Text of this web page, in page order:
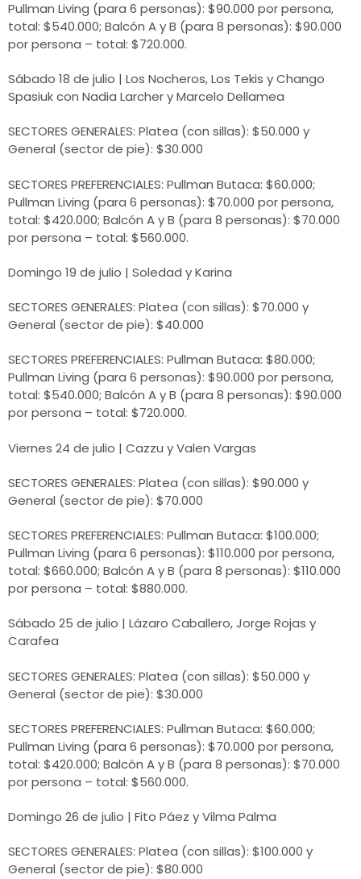
Pullman Living (para 6 personas): $90.000 por persona,
total: $540.000; Balcón A y B (para 8 personas): $90.000
por persona – total: $720.000.
Sábado 18 de julio | Los Nocheros, Los Tekis y Chango
Spasiuk con Nadia Larcher y Marcelo Dellamea
SECTORES GENERALES: Platea (con sillas): $50.000 y
General (sector de pie): $30.000
SECTORES PREFERENCIALES: Pullman Butaca: $60.000;
Pullman Living (para 6 personas): $70.000 por persona,
total: $420.000; Balcón A y B (para 8 personas): $70.000
por persona – total: $560.000.
Domingo 19 de julio | Soledad y Karina
SECTORES GENERALES: Platea (con sillas): $70.000 y
General (sector de pie): $40.000
SECTORES PREFERENCIALES: Pullman Butaca: $80.000;
Pullman Living (para 6 personas): $90.000 por persona,
total: $540.000; Balcón A y B (para 8 personas): $90.000
por persona – total: $720.000.
Viernes 24 de julio | Cazzu y Valen Vargas
SECTORES GENERALES: Platea (con sillas): $90.000 y
General (sector de pie): $70.000
SECTORES PREFERENCIALES: Pullman Butaca: $100.000;
Pullman Living (para 6 personas): $110.000 por persona,
total: $660.000; Balcón A y B (para 8 personas): $110.000
por persona – total: $880.000.
Sábado 25 de julio | Lázaro Caballero, Jorge Rojas y
Carafea
SECTORES GENERALES: Platea (con sillas): $50.000 y
General (sector de pie): $30.000
SECTORES PREFERENCIALES: Pullman Butaca: $60.000;
Pullman Living (para 6 personas): $70.000 por persona,
total: $420.000; Balcón A y B (para 8 personas): $70.000
por persona – total: $560.000.
Domingo 26 de julio | Fito Páez y Vilma Palma
SECTORES GENERALES: Platea (con sillas): $100.000 y
General (sector de pie): $80.000